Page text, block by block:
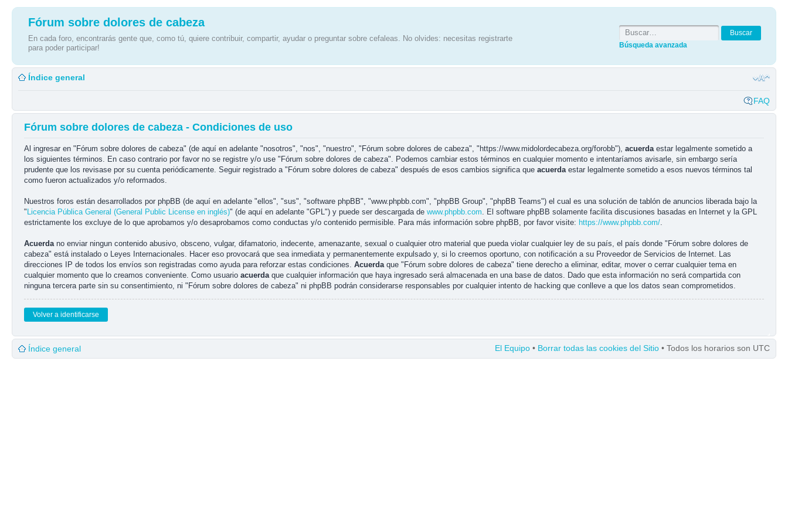
Fórum sobre dolores de cabeza
En cada foro, encontrarás gente que, como tú, quiere contribuir, compartir, ayudar o preguntar sobre cefaleas. No olvides: necesitas registrarte
para poder participar!
Búsqueda avanzada
Índice general
FAQ
Fórum sobre dolores de cabeza - Condiciones de uso
Al ingresar en "Fórum sobre dolores de cabeza" (de aquí en adelante "nosotros", "nos", "nuestro", "Fórum sobre dolores de cabeza", "https://www.midolordecabeza.org/forobb"), acuerda estar legalmente sometido a
los siguientes términos. En caso contrario por favor no se registre y/o use "Fórum sobre dolores de cabeza". Podemos cambiar estos términos en cualquier momento e intentaríamos avisarle, sin embargo sería
prudente que los revisase por su cuenta periódicamente. Seguir registrado a "Fórum sobre dolores de cabeza" después de esos cambios significa que acuerda estar legalmente sometido a esos nuevos términos tal
como fueron actualizados y/o reformados.
Nuestros foros están desarrollados por phpBB (de aquí en adelante "ellos", "sus", "software phpBB", "www.phpbb.com", "phpBB Group", "phpBB Teams") el cual es una solución de tablón de anuncios liberada bajo la
"Licencia Pública General (General Public License en inglés)" (de aquí en adelante "GPL") y puede ser descargada de www.phpbb.com . El software phpBB solamente facilita discusiones basadas en Internet y la GPL
estrictamente los excluye de lo que aprobamos y/o desaprobamos como conductas y/o contenido permisible. Para más información sobre phpBB, por favor visite: https://www.phpbb.com/
Acuerda no enviar ningun contenido abusivo, obsceno, vulgar, difamatorio, indecente, amenazante, sexual o cualquier otro material que pueda violar cualquier ley de su país, el país donde "Fórum sobre dolores de
cabeza" está instalado o Leyes Internacionales. Hacer eso provocará que sea inmediata y permanentemente expulsado y, si lo creemos oportuno, con notificación a su Proveedor de Servicios de Internet. Las
direcciones IP de todos los envíos son registradas como ayuda para reforzar estas condiciones. Acuerda que "Fórum sobre dolores de cabeza" tiene derecho a eliminar, editar, mover o cerrar cualquier tema en
cualquier momento que lo creamos conveniente. Como usuario acuerda que cualquier información que haya ingresado será almacenada en una base de datos. Dado que esta información no será compartida con
ninguna tercera parte sin su consentimiento, ni "Fórum sobre dolores de cabeza" ni phpBB podrán considerarse responsables por cualquier intento de hacking que conlleve a que los datos sean comprometidos.
Volver a identificarse
Índice general El Equipo • Borrar todas las cookies del Sitio • Todos los horarios son UTC